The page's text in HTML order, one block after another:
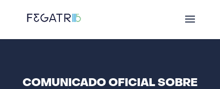
COMUNICADO OFICIAL SOBRE